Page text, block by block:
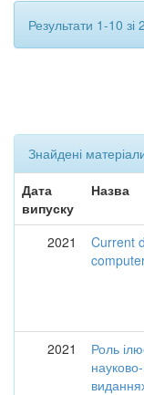
Результати 1-10 зі
Знайдені
Дата
випуску
Назва
2021
Current
2021
Роль